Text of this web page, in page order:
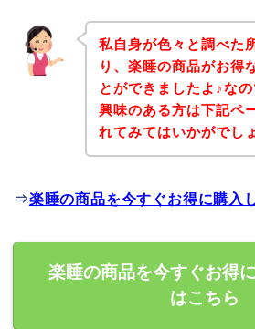
私自身が色々と調べた
り、楽睡の商品がお得
とができましたよ♪な
興味のある方は下記ペ
れてみてはいかがでし
⇒楽睡の商品を今すぐお得に購入
楽睡の商品を今すぐお得
はこちら